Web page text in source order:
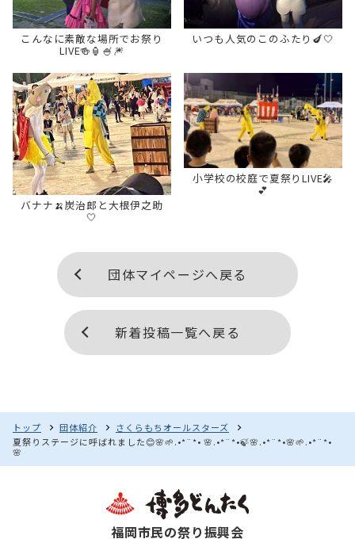
こんなに素敵な場所でお祭り
LIVE🍻🏮🍧🎆
いつも人気のこのふたり🍆‎🤍
バナナ🍌炭治郎と大根伊之助‎
🤍
小学校の校庭で夏祭りLIVE🎤
💕
団体マイページへ戻る
新着投稿一覧へ戻る
トップ 団体紹介
さくらもちオールスターズ
夏祭りステージに呼ばれました😊🌸🌱.•*¨*• 🌸.•*¨*•🍃🌸.•*¨*•🌸🌱.•*¨*•
🌸
福岡市民の祭り振興会